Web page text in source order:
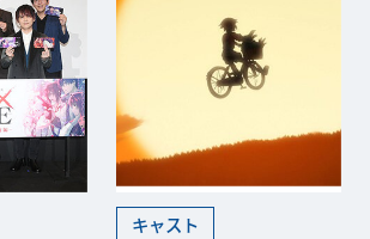
キャスト